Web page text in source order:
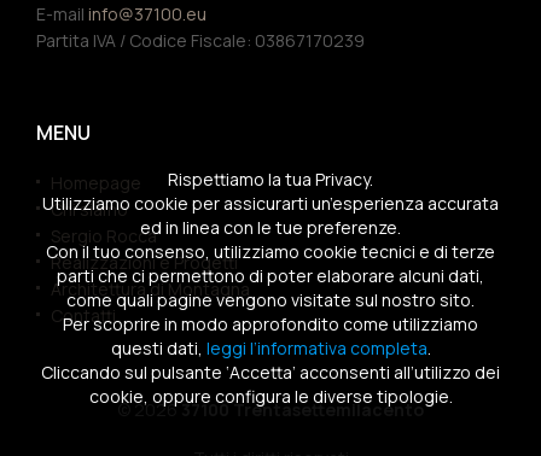
E-mail info@37100.eu
Partita IVA / Codice Fiscale: 03867170239
MENU
Homepage
Chi siamo
Sergio Rocca
Realizzazioni e Progetti
Architettura di Montagna
Contatti
© 202637100 Trentasettemilacento
Rispettiamo la tua Privacy.
Utilizziamo cookie per assicurarti un’esperienza accurata
ed in linea con le tue preferenze.
Con il tuo consenso, utilizziamo cookie tecnici e di terze
parti che ci permettono di poter elaborare alcuni dati,
come quali pagine vengono visitate sul nostro sito.
Per scoprire in modo approfondito come utilizziamo
questi dati, leggi l’informativa completa.
Cliccando sul pulsante ‘Accetta’ acconsenti all’utilizzo dei
cookie, oppure configura le diverse tipologie.